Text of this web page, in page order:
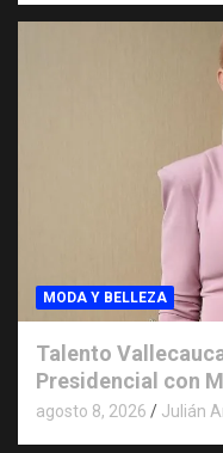
MODA Y BELLEZA
Talento
Presidencial con
agosto 8, 2026 Julián